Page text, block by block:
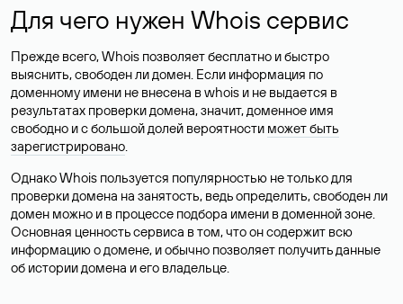
Для чего нужен Whois сервис
Прежде всего, Whois позволяет бесплатно и быстро
выяснить, свободен ли домен. Если информация по
доменному имени не внесена в whois и не выдается в
результатах проверки домена, значит, доменное имя
свободно и с большой долей вероятности может быть
зарегистрировано.
Однако Whois пользуется популярностью не только для
проверки домена на занятость, ведь определить, свободен ли
домен можно и в процессе подбора имени в доменной зоне.
Основная ценность сервиса в том, что он содержит всю
информацию о домене, и обычно позволяет получить данные
об истории домена и его владельце.